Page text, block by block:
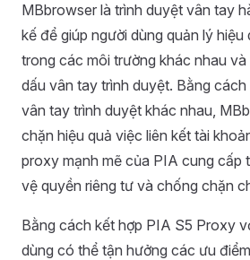
MBbrowser là trình duyệt vân tay
kế để giúp người dùng quản lý hiệu
trong các môi trường khác nhau
dấu vân tay trình duyệt. Bằng
vân tay trình duyệt khác nhau,
chặn hiệu quả việc liên kết tài
proxy mạnh mẽ của PIA cung cấp
vệ quyền riêng tư và chống chặn
Bằng cách kết hợp PIA S5 Proxy
dùng có thể tận hưởng các ưu